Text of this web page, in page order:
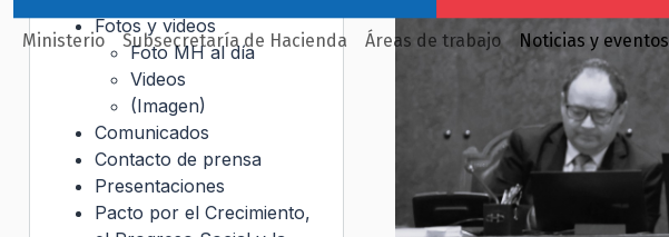
Ministerio Subsecretaría de Hacienda Áreas de trabajo Noticias y eventos
Fotos y videos
Foto MH al día
Videos
(Imagen)
Comunicados
Contacto de prensa
Presentaciones
Pacto por el Crecimiento,